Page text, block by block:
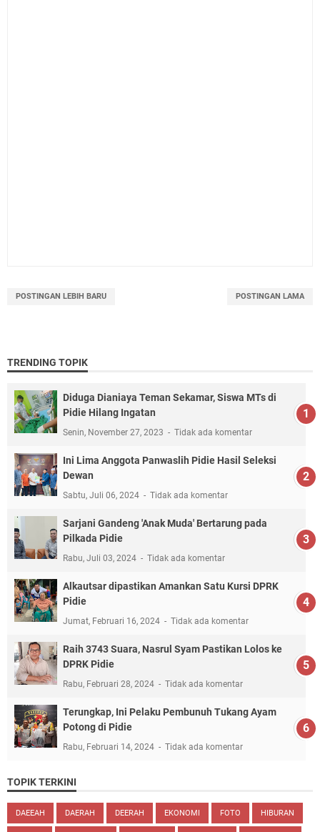
POSTINGAN LEBIH BARU POSTINGAN LAMA
TRENDING TOPIK
Diduga Dianiaya Teman Sekamar, Siswa MTs di
Pidie Hilang Ingatan
Senin, November 27, 2023 Tidak ada komentar
Ini Lima Anggota Panwaslih Pidie Hasil Seleksi
Dewan
Sabtu, Juli 06, 2024 Tidak ada komentar
Sarjani Gandeng 'Anak Muda' Bertarung pada
Pilkada Pidie
Rabu, Juli 03, 2024 Tidak ada komentar
Alkautsar dipastikan Amankan Satu Kursi DPRK
Pidie
Jumat, Februari 16, 2024 Tidak ada komentar
Raih 3743 Suara, Nasrul Syam Pastikan Lolos ke
DPRK Pidie
Rabu, Februari 28, 2024 Tidak ada komentar
Terungkap, Ini Pelaku Pembunuh Tukang Ayam
Potong di Pidie
Rabu, Februari 14, 2024 Tidak ada komentar
TOPIK TERKINI
DAEEAH DAERAH DEERAH EKONOMI FOTO HIBURAN